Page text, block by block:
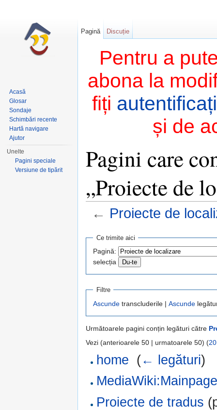
Pentru a
abona la
fiți autentificați
și de
Pagini care
„Proiecte de
← Proiecte de
Ce trimite aici
Pagină:
selecția
Filtre
Ascunde transcluderile | Ascunde
Următoarele pagini conțin legături către
Vezi (anterioarele 50 | urmatoarele 50) (20
home (← legături)
Proiecte de tradus
Pagină Discuție
Acasă
Glosar
Sondaje
Schimbări recente
Hartă navigare
Ajutor
Unelte
Pagini speciale
Versiune de tipărit